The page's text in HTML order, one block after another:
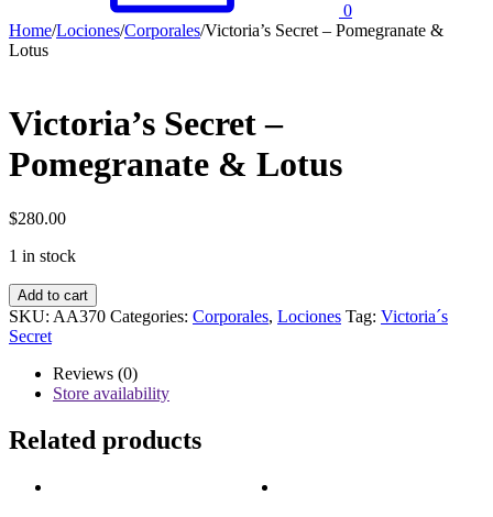
0
Home/Lociones/Corporales/Victoria’s Secret – Pomegranate &
Lotus
Victoria’s Secret –
Pomegranate & Lotus
$280.00
1 in stock
Victoria's
Secret
-
Lotus
Add to cart
SKU: AA370 Categories: Corporales, Lociones Tag: Victoria´s
Secret
Reviews (0)
Store availability
Related products